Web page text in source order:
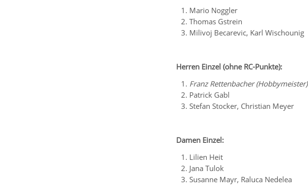
Mario Noggler
Thomas Gstrein
Milivoj Becarevic, Karl Wischounig
Herren Einzel (ohne RC-Punkte):
Franz Rettenbacher (Hobbymeister)
Patrick Gabl
Stefan Stocker, Christian Meyer
Damen Einzel:
Lilien Heit
Jana Tulok
Susanne Mayr, Raluca Nedelea